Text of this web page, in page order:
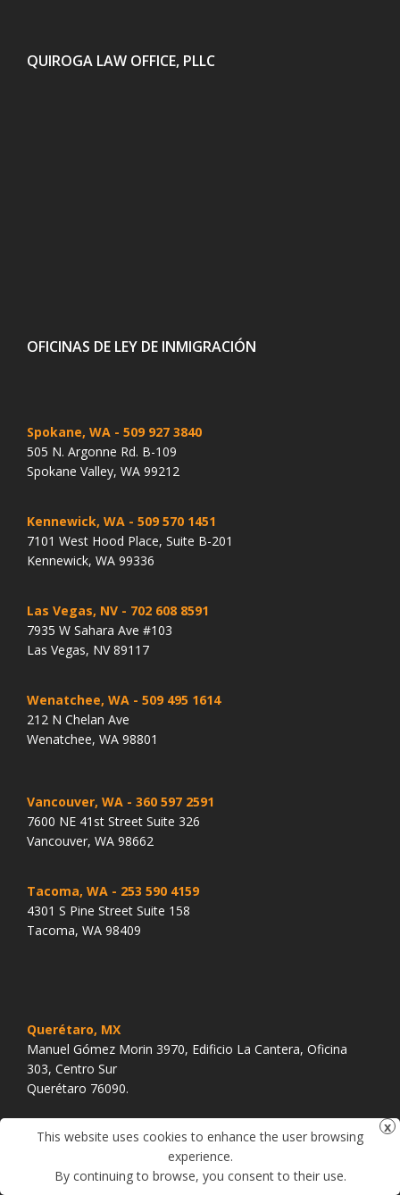
QUIROGA LAW OFFICE, PLLC
OFICINAS DE LEY DE INMIGRACIÓN
Spokane, WA - 509 927 3840
505 N. Argonne Rd. B-109
Spokane Valley, WA 99212
Kennewick, WA - 509 570 1451
7101 West Hood Place, Suite B-201
Kennewick, WA 99336
Las Vegas, NV - 702 608 8591
7935 W Sahara Ave #103
Las Vegas, NV 89117
Wenatchee, WA - 509 495 1614
212 N Chelan Ave
Wenatchee, WA 98801
Vancouver, WA - 360 597 2591
7600 NE 41st Street Suite 326
Vancouver, WA 98662
Tacoma, WA - 253 590 4159
4301 S Pine Street Suite 158
Tacoma, WA 98409
Querétaro, MX
Manuel Gómez Morin 3970, Edificio La Cantera, Oficina
303, Centro Sur
Querétaro 76090.
HORARIOS DE OFICINA
Abierto 5 días a la semana:
This website uses cookies to enhance the user browsing
experience.
By continuing to browse, you consent to their use.